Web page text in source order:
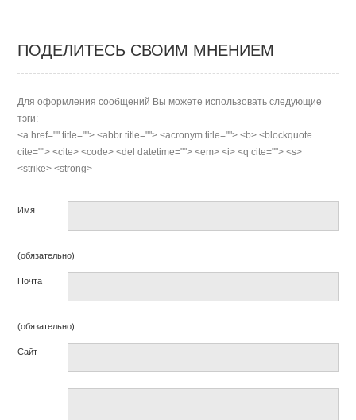
ПОДЕЛИТЕСЬ СВОИМ МНЕНИЕМ
Для оформления сообщений Вы можете использовать следующие
тэги:
<a href="" title=""> <abbr title=""> <acronym title=""> <b> <blockquote
cite=""> <cite> <code> <del datetime=""> <em> <i> <q cite=""> <s>
<strike> <strong>
Имя
(обязательно)
Почта
(обязательно)
Сайт